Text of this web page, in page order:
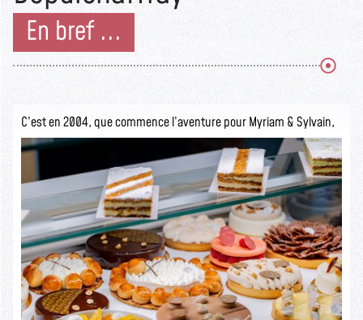
En bref ...
C’est en 2004, que commence l’aventure pour Myriam & Sylvain,
ils ouvrent la pâtisserie Sylvain Depuichaffray dans une boutique
Seuls les initiés savent ce qui se cache derrière cette devanture
rustique.
Lire la suite >>